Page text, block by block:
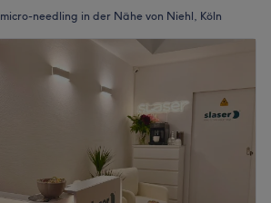
micro-needling in der Nähe von Niehl, Köln